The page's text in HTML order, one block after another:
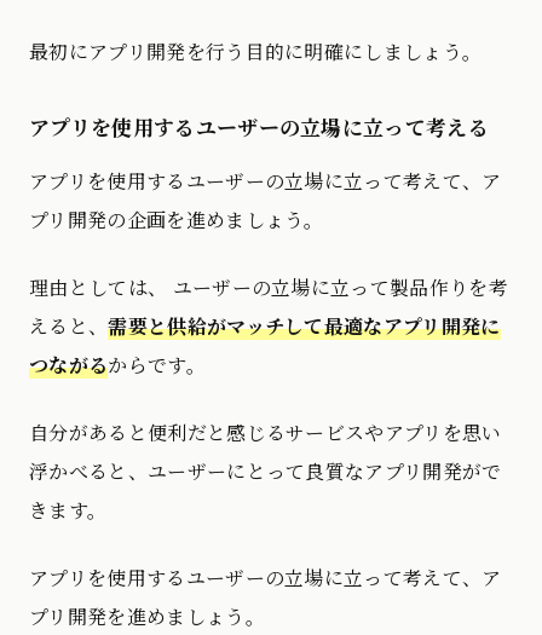
最初にアプリ開発を行う目的に明確にしましょう。
アプリを使用するユーザーの立場に立って考える
アプリを使用するユーザーの立場に立って考えて、ア
プリ開発の企画を進めましょう。
理由としては、 ユーザーの立場に立って製品作りを考
えると、需要と供給がマッチして最適なアプリ開発に
つながるからです。
自分があると便利だと感じるサービスやアプリを思い
浮かべると、ユーザーにとって良質なアプリ開発がで
きます。
アプリを使用するユーザーの立場に立って考えて、ア
プリ開発を進めましょう。